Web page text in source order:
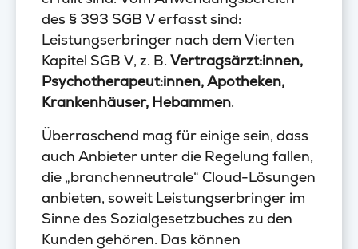
des § 393 SGB V erfasst sind:
Leistungserbringer nach dem Vierten
Kapitel SGB V, z. B. Vertragsärzt:innen,
Psychotherapeut:innen, Apotheken,
Krankenhäuser, Hebammen.
Überraschend mag für einige sein, dass
auch Anbieter unter die Regelung fallen,
die „branchenneutrale“ Cloud-Lösungen
anbieten, soweit Leistungserbringer im
Sinne des Sozialgesetzbuches zu den
Kunden gehören. Das können